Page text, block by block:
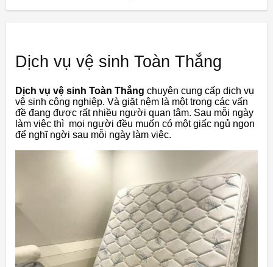
Dịch vụ vệ sinh Toàn Thắng
Dịch vụ vệ sinh Toàn Thắng chuyên cung cấp dịch vụ
vệ sinh công nghiệp. Và giặt nệm là một trong các vấn
đề đang được rất nhiều người quan tâm. Sau mỗi ngày
làm việc thì mọi người đều muốn có một giấc ngủ ngon
để nghĩ ngời sau mỗi ngày làm việc.